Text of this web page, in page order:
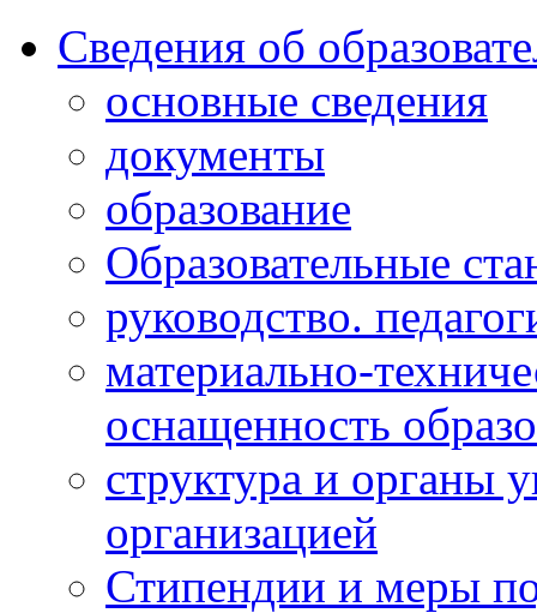
Сведения об
основные сведения
документы
образование
Образовательные
руководство.
материально-
оснащенность
структура и органы
организацией
Стипендии и меры